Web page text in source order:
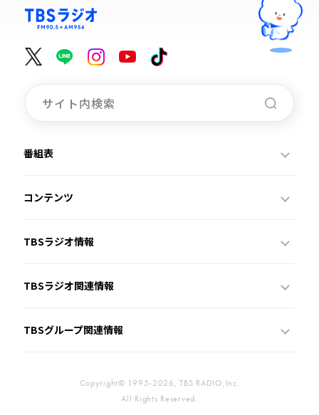
番組表
コンテンツ
TBSラジオ情報
TBSラジオ関連情報
TBSグループ関連情報
Copyright© 1995-2026, TBS RADIO,Inc.
All Rights Reserved.